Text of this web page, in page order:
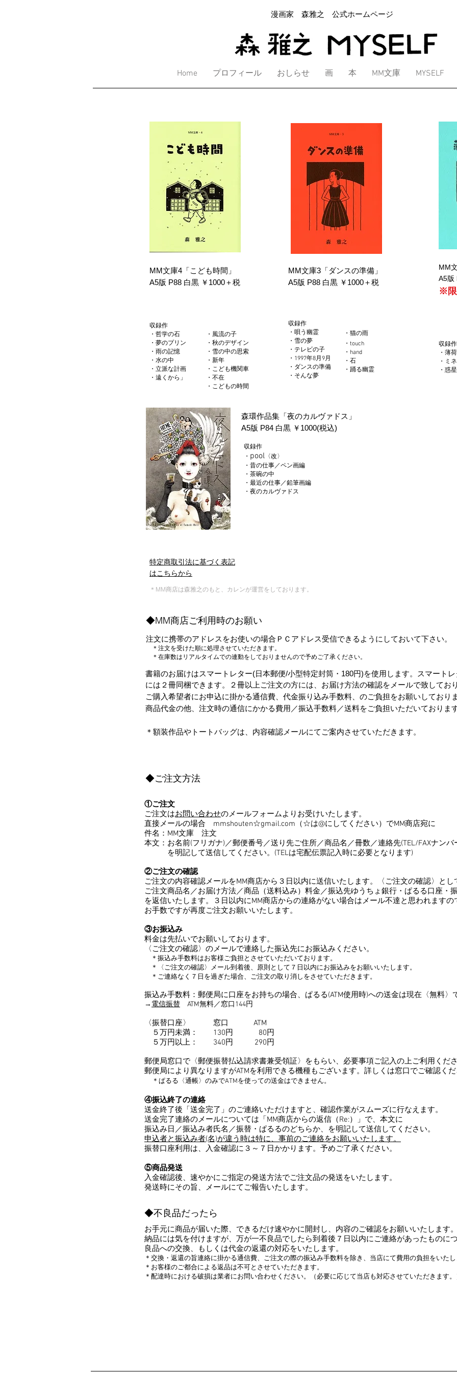
漫画家 森雅之 公式ホームページ
Home プロフィール おしらせ 画 本 MM文庫 MYSELF
MM文庫4 ​「こども時間」
A5版 P88 白黒 ￥1000＋税
MM文庫3「ダンスの準備」
A5版 P88 白黒 ￥1000＋税
MM
A5版
​※限
収録作
・哲学の石
・夢のプリン
・雨の記憶
・水の中
・立派な計画
・遠くから」
・風流の子
・秋のデザイン
・雪の中の思索
・新年
・こども機関車
​・不在
・こどもの時間
収録作
・唄う幽霊
・雪の夢
・テレビの子
・1997年8月9月
・ダンスの準備
・そんな夢
・猫の雨
・touch
・hand
・石
・踊る幽霊
森環作品集「夜のカルヴァドス」
A5版 P84 白黒 ￥1000(税込)
収録作
・ pool 〈改〉
・昔の仕事／ペン画編
・茶碗の中
・最近の仕事／鉛筆画編
​・夜のカルヴァドス
収録作
・薄
・ミ
・惑
特定商取引法に基づく表記
はこちらから
＊MM商店は森雅之のもと、カレンが運営をしております。
◆MM商店ご利用時のお願い
注文に携帯のアドレスをお使いの場合ＰＣアドレス受信できるようにしておいて下さい​。
＊注文を受けた順に処理させていただきます。
＊在庫数はリアルタイムでの連動をしておりませんので予めご了承ください。
書籍のお届けはスマートレター(日本郵便/小型特定封筒・180円)を使用します。 スマートレ
には２冊同梱できます。２冊以上ご注文の方には、お届け方法の確認をメールで致しており
ご購入希望者にお申込に掛かる通信費、代金振り込み手数料、のご負担をお願いしておりま
商品代金の他、注文時の通信にかかる費用／振込手数料／送料をご負担いただいております
​＊額装作品やトートバッグは、内容確認メールにてご案内させていただきます。
◆ご注文方法
①ご注文
ご注文はお問い合わせのメールフォームよりお受けいたします。
直接メールの場合 mmshouten☆gmail.com（☆は@にしてください）でMM商店宛に
件名：MM文庫 注文
本文：お名前(フリガナ)／郵便番号／送り先ご住所／商品名／冊数／連絡先(TEL/FAXナンバ
を明記して送信してください。(TELは宅配伝票記入時に必要となります)
②ご注文の確認
ご注文の内容確認メールをMM商店から３日以内に送信いたします。〈ご注文の確認〉とし
ご注文商品名／お届け方法／商品（送料込み）料金／振込先ゆうちょ銀行・ぱるる口座・
を返信いたします。３日以内にMM商店からの連絡がない場合はメール不達と思われますの
お手数ですが再度ご注文お願いいたします。
③お振込み
料金は先払いでお願いしております。
〈ご注文の確認〉のメールで連絡した振込先にお振込みください。
＊振込み手数料はお客様ご負担とさせていただいております。
＊〈ご注文の確認〉メール到着後、原則として７日以内にお振込みをお願いいたします。
＊ご連絡なく７日を過ぎた場合、ご注文の取り消しをさせていただきます。
振込み手数料：郵便局に口座をお持ちの場合、ぱるる(ATM使用時)への送金は現在〈無料〉
→ 電信振替 ATM無料／窓口144円
〈振替口座〉 窓口 ATM
５万円未満： 130円 80円
５万円以上： 340円 290円
郵便局窓口で〈郵便振替払込請求書兼受領証〉をもらい、必要事項ご記入の上ご利用くださ
郵便局により異なりますがATMを利用できる機種もございます。詳しくは窓口でご確認くだ
＊ぱるる〈通帳〉のみでATMを使っての送金はできません。
④振込終了の連絡
送金終了後「送金完了」のご連絡いただけますと、確認作業がスムーズに行なえます。
送金完了連絡のメールについては「MM商店からの返信（Re:）」で、本文に
振込み日／振込み者氏名／振替・ぱるるのどちらか、を明記して送信してください。
申込者と振込み者(名)が違う時は特に、事前のご連絡をお願いいたします。
振替口座利用は、入金確認に３～７日かかります。予めご了承ください。
⑤商品発送
入金確認後、速やかにご指定の発送方法でご注文品の発送をいたします。
発送時にその旨、メールにてご報告いたします。
◆不良品だったら
お手元に商品が届いた際、できるだけ速やかに開封し、内容のご確認をお願いいたします。
納品には気を付けますが、万が一不良品でしたら到着後７日以内にご連絡があったものにつ
良品への交換、もしくは代金の返還の対応をいたします。
＊交換・返還の旨連絡に掛かる通信費、ご注文の際の振込み手数料を除き、当店にて費用の負担をいたし
＊お客様のご都合による返品は不可とさせていただきます。
＊配達時における破損は業者にお問い合わせください。（必要に応じて当店も対応させていただきます。